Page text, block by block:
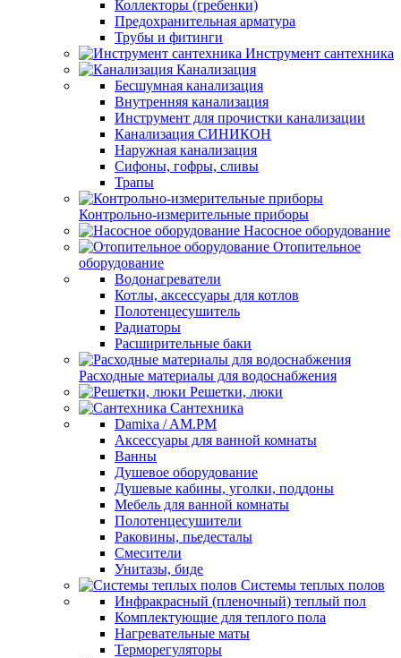
Коллекторы (гребенки)
Предохранительная арматура
Трубы и фитинги
Инструмент сантехника
Канализация
Бесшумная канализация
Внутренняя канализация
Инструмент для прочистки канализации
Канализация СИНИКОН
Наружная канализация
Сифоны, гофры, сливы
Трапы
Контрольно-измерительные приборы
Насосное оборудование
Отопительное
оборудование
Водонагреватели
Котлы, аксессуары для котлов
Полотенцесушитель
Радиаторы
Расширительные баки
Расходные материалы для водоснабжения
Решетки, люки
Сантехника
Damixa / AM.PM
Аксессуары для ванной комнаты
Ванны
Душевое оборудование
Душевые кабины, уголки, поддоны
Мебель для ванной комнаты
Полотенцесушители
Раковины, пьедесталы
Смесители
Унитазы, биде
Системы теплых полов
Инфракрасный (пленочный) теплый пол
Комплектующие для теплого пола
Нагревательные маты
Терморегуляторы